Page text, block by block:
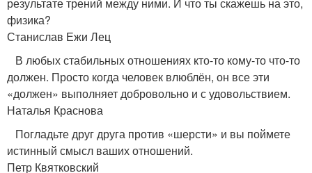
физика?
Станислав Ежи Лец
В любых стабильных отношениях кто-то кому-то что-то
должен. Просто когда человек влюблён, он все эти
«должен» выполняет добровольно и с удовольствием.
Наталья Краснова
Погладьте друг друга против «шерсти» и вы поймете
истинный смысл ваших отношений.
Петр Квятковский